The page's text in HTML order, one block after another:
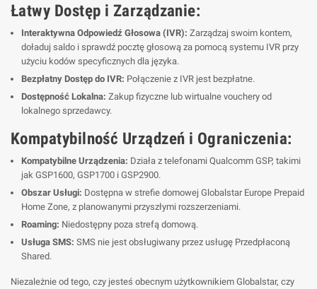
Łatwy Dostęp i Zarządzanie:
Interaktywna Odpowiedź Głosowa (IVR): Zarządzaj swoim kontem,
doładuj saldo i sprawdź pocztę głosową za pomocą systemu IVR przy
użyciu kodów specyficznych dla języka.
Bezpłatny Dostęp do IVR: Połączenie z IVR jest bezpłatne.
Dostępność Lokalna: Zakup fizyczne lub wirtualne vouchery od
lokalnego sprzedawcy.
Kompatybilność Urządzeń i Ograniczenia:
Kompatybilne Urządzenia: Działa z telefonami Qualcomm GSP, takimi
jak GSP1600, GSP1700 i GSP2900.
Obszar Usługi: Dostępna w strefie domowej Globalstar Europe Prepaid
Home Zone, z planowanymi przyszłymi rozszerzeniami.
Roaming: Niedostępny poza strefą domową.
Usługa SMS: SMS nie jest obsługiwany przez usługę Przedpłaconą
Shared.
Niezależnie od tego, czy jesteś obecnym użytkownikiem Globalstar, czy